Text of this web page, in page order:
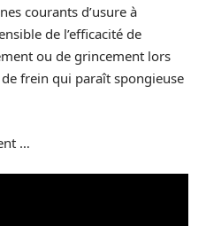
courants d’usure à
de l’efficacité de
ou de grincement lors
frein qui paraît spongieuse
…